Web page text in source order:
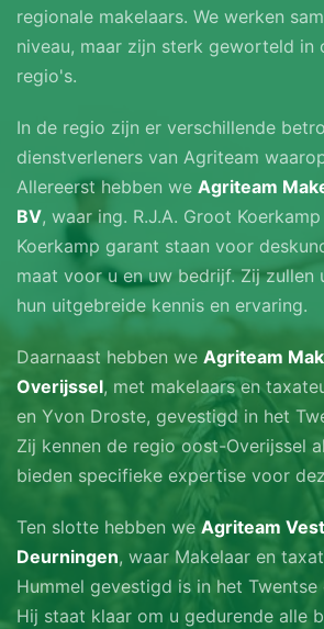
regionale makelaars. We werken
niveau, maar zijn sterk geworteld in
regio's.
In de regio zijn er verschillende
dienstverleners van Agriteam
Allereerst hebben we Agriteam
BV, waar ing. R.J.A. Groot
Koerkamp garant staan voor
maat voor u en uw bedrijf. Zij zullen
hun uitgebreide kennis en ervaring.
Daarnaast hebben we Agriteam
Overijssel, met makelaars en
en Yvon Droste, gevestigd in het
Zij kennen de regio oost-Overijssel
bieden specifieke expertise voor
Ten slotte hebben we Agriteam
Deurningen, waar Makelaar en
Hummel gevestigd is in het Twentse
Hij staat klaar om u gedurende alle